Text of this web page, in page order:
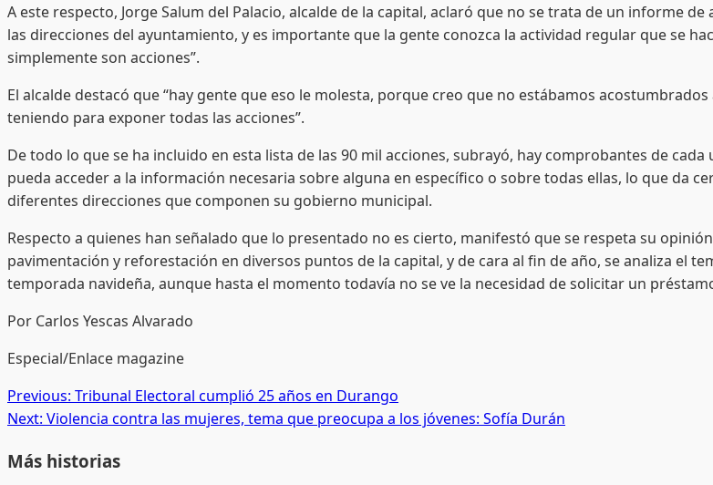
​A este respecto, Jorge Salum del Palacio, alcalde de la capital, aclaró que no se trata de un informe
las direcciones del ayuntamiento, y es importante que la gente conozca la actividad regular que se
simplemente son acciones”.​
​El alcalde destacó que “hay gente que eso le molesta, porque creo que no estábamos
teniendo para exponer todas las acciones”.
​De todo lo que se ha incluido en esta lista de las 90 mil acciones, subrayó, hay comprobantes de
pueda acceder a la información necesaria sobre alguna en específico o sobre todas ellas, lo que da
diferentes direcciones que componen su gobierno municipal.
​Respecto a quienes han señalado que lo presentado no es cierto, manifestó que se respeta su
pavimentación y reforestación en diversos puntos de la capital, y de cara al fin de año, se analiza el
temporada navideña, aunque hasta el momento todavía no se ve la necesidad de solicitar un
Por Carlos Yescas Alvarado
Especial/Enlace magazine
Post
navigation
Previous: Tribunal Electoral cumplió 25 años en Durango
Next: Violencia contra las mujeres, tema que preocupa a los jóvenes: Sofía Durán
Más historias